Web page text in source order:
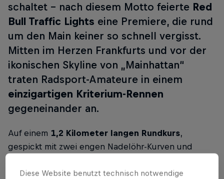
schaltet - nach diesem Motto feierte Red
Bull Traffic Lights eine Premiere, die rund
um den Main keiner so schnell vergisst.
Mitten im Herzen Frankfurts und vor der
ikonischen Skyline von „Mainhattan“
traten Radsport-Amateure in einem
einzigartigen Kriterium-Rennen
gegeneinander an.
Auf einem 1,2 Kilometer langen Rundkurs,
gespickt mit zwei engen Nadelöhr-Kurven und
Arena.Knockout-Heats und hochintensive Sprints
Diese Website benutzt technisch notwendige